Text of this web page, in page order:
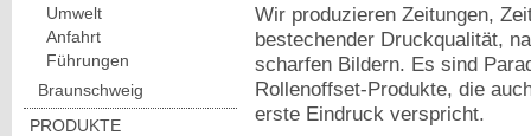
Umwelt
Anfahrt
Führungen
Braunschweig
PRODUKTE
Wir produzieren Zeitungen,
bestechender Druckqualität,
scharfen Bildern. Es sind
Rollenoffset-Produkte, die
erste Eindruck verspricht.